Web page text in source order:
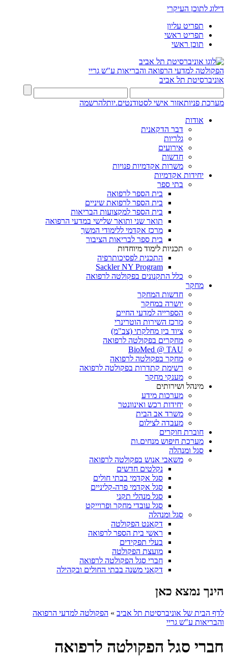
דילוג לתוכן העיקרי
תפריט עליון
תפריט ראשי
תוכן ראשי
הפקולטה למדעי הרפואה והבריאות ע"ש גריי
אוניברסיטת תל אביב
מערכת פניותאזור אישי לסטודנטים.יותלהרשמה
אודות
דבר הדקאנית
גלריות
אירועים
חדשות
משרות אקדמיות פנויות
יחידות אקדמיות
בתי ספר
בית הספר לרפואה
בית הספר לרפואת שיניים
בית הספר למקצועות הבריאות
תואר שני ותואר שלישי במדעי הרפואה
מרכז אקדמי ללימודי המשך
בית ספר לבריאות הציבור
תכניות לימוד מיוחדות
התכנית לפסיכותרפיה
Sackler NY Program
כלל התקנונים בפקולטה לרפואה
מחקר
חדשות המחקר
יושרה במחקר
הספרייה למדעי החיים
מרכז השירות הוטרינרי
ציוד בין מחלקתי (צב"מ)
מחקרים בפקולטה לרפואה
BioMed @ TAU
מחקר בפקולטה לרפואה
רשימת קתדרות בפקולטה לרפואה
מענקי מחקר
מינהל ושירותים
מערכות מידע
יחידות רכש ואינוונטר
משרד אב הבית
מעבדה לצילום
חוברת חוקרים
מערכת חיפוש מנחים.ות
סגל ומנהלה
משאבי אנוש בפקולטה לרפואה
נקלטים חדשים
סגל אקדמי בבתי חולים
סגל אקדמי פרה-קליניים
סגל מנהלי תקני
סגל עובדי מחקר ופרוייקט
סגל ומנהלה
דקאנט הפקולטה
ראשי בית הספר לרפואה
בעלי תפקידים
מועצת הפקולטה
חברי סגל הפקולטה לרפואה
דקאני משנה בבתי החולים ובקהילה
הינך נמצא כאן
לדף הבית של אוניברסיטת תל אביב » הפקולטה למדעי הרפואה
והבריאות ע"ש גריי
חברי סגל הפקולטה לרפואה